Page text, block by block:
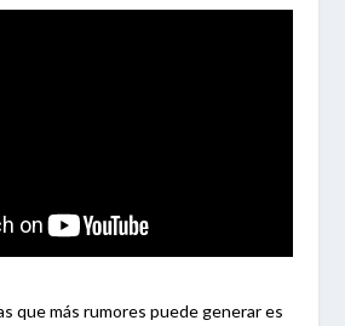
que más rumores puede generar es